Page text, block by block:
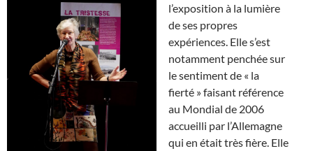
l’exposition à la lumière
de ses propres
expériences. Elle s’est
notamment penchée sur
le sentiment de « la
fierté » faisant référence
au Mondial de 2006
accueilli par l’Allemagne
qui en était très fière. Elle